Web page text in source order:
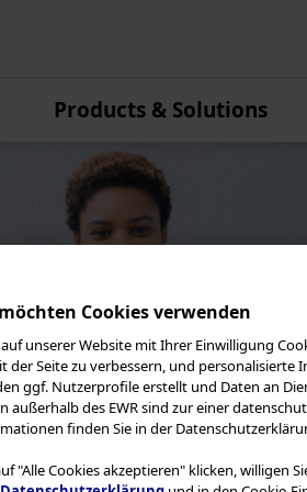
Products & Solutions
Australien
Hongkong
Japan
Korea
Malaysia
Neuseeland
Singapur
Taiwan
Cookies verwenden
unserer Website mit Ihrer Einwilligung
der Seite zu verbessern, und personalisierte
ggf. Nutzerprofile erstellt und Daten an
außerhalb des EWR sind zur einer
finden Sie in der
"Alle Cookies akzeptieren" klicken, willigen